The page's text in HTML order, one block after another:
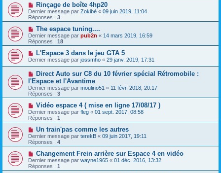
Rinçage de boîte 4hp20
Dernier message par Zokibé « 09 juin 2019, 11:04
Réponses : 3
The espace tuning....
Dernier message par pub2n « 14 mars 2019, 16:59
Réponses : 18
L'Espace 3 dans le jeu GTA 5
Dernier message par jossmho « 29 janv. 2019, 17:31
Direct Auto sur C8 du 10 février spécial Rétromobile :
l'Espace et l'Avantime
Dernier message par moulino51 « 11 févr. 2018, 20:17
Réponses : 3
Vidéo espace 4 ( mise en ligne 17/08/17 )
Dernier message par fleg « 01 sept. 2017, 08:58
Réponses : 1
Un train'pas comme les autres
Dernier message par terekB « 09 juin 2017, 19:11
Réponses : 4
Changement Frein arrière sur Espace 4 en vidéo
Dernier message par wayne1965 « 01 déc. 2016, 13:32
Réponses : 1